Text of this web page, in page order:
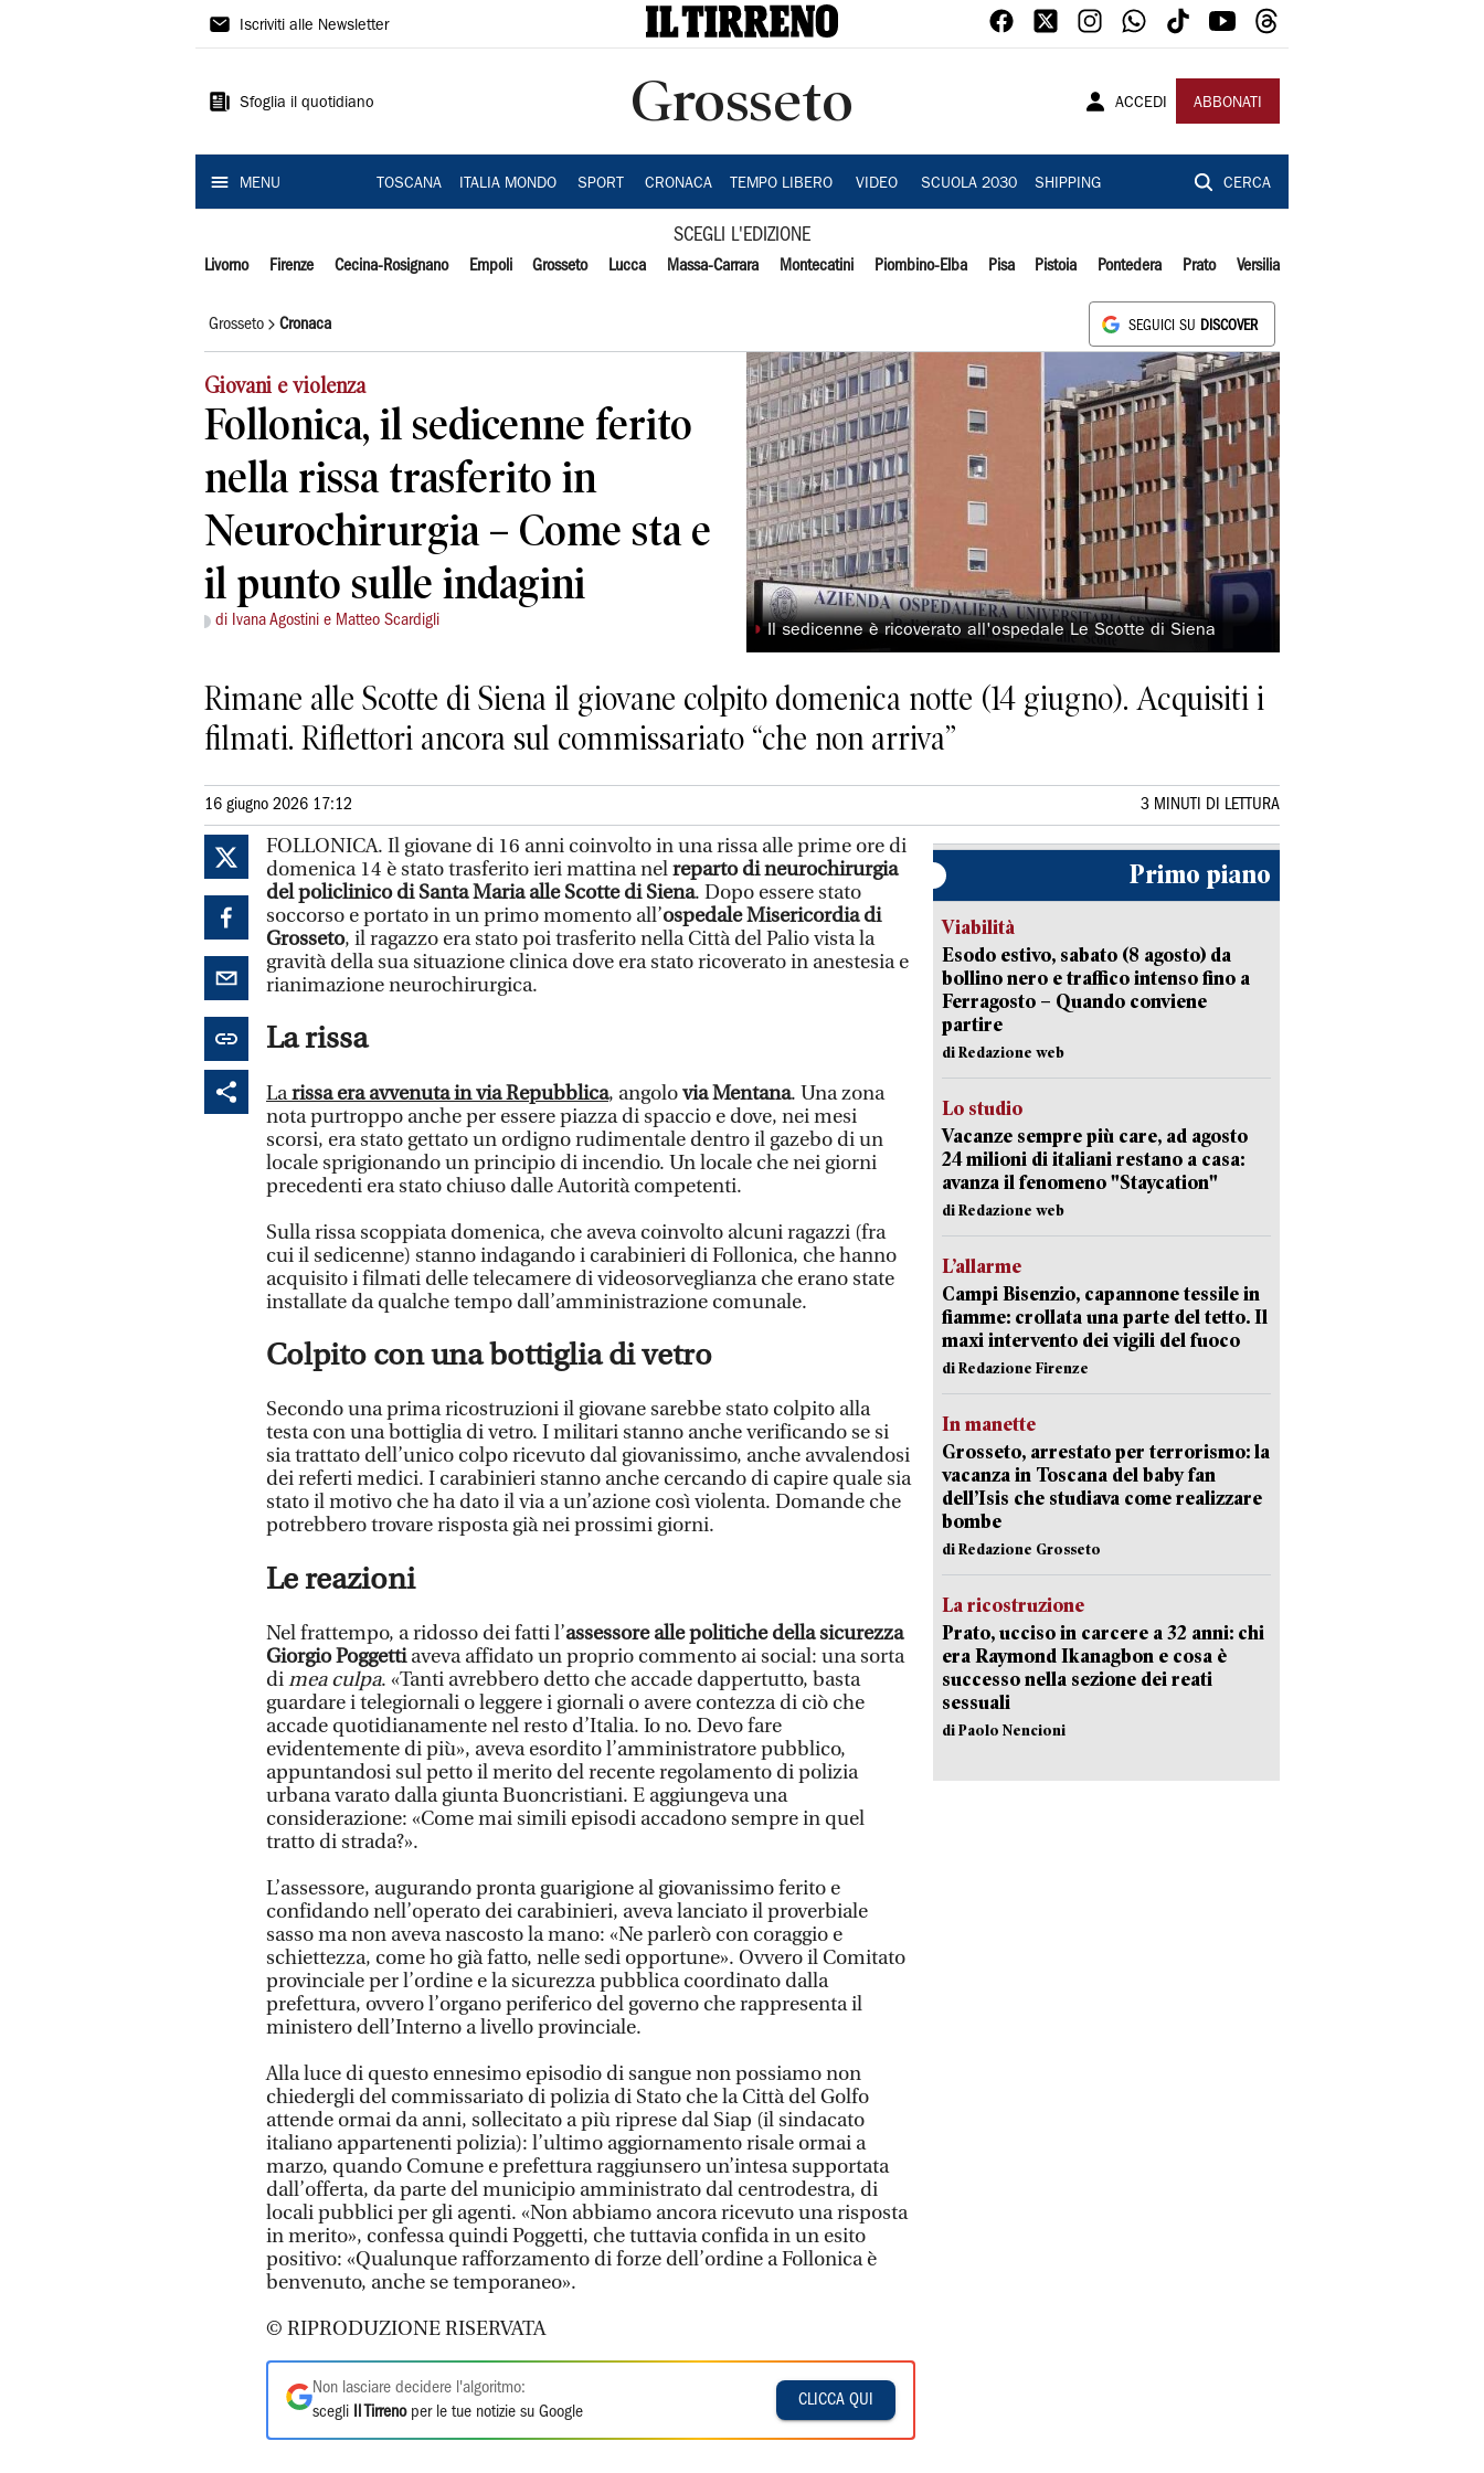
Il
Iscriviti alle Newsletter
Sfoglia il quotidiano Grosseto ACCEDI ABBONATI
MENU TOSCANA ITALIA MONDO SPORT CRONACA TEMPO LIBERO VIDEO SCUOLA 2030 SHIPPING CERCA
SCEGLI L'EDIZIONE
Livorno Firenze Cecina-Rosignano Empoli Grosseto Lucca Massa-Carrara Montecatini Piombino-Elba Pisa Pistoia Pontedera Prato Versilia
Grosseto Cronaca SEGUICI SU DISCOVER
Giovani e violenza
Follonica, il sedicenne ferito
nella rissa trasferito in
Neurochirurgia – Come sta e
il punto sulle indagini
di Ivana Agostini e Matteo Scardigli
◗ Il sedicenne è ricoverato all'ospedale Le Scotte di Siena
Rimane alle Scotte di Siena il giovane colpito domenica notte (14 giugno). Acquisiti i
filmati. Riflettori ancora sul commissariato “che non arriva”
16 giugno 2026 17:12 3 MINUTI DI LETTURA
FOLLONICA. Il giovane di 16 anni coinvolto in una rissa alle prime ore di
domenica 14 è stato trasferito ieri mattina nelreparto di neurochirurgia
del policlinico di Santa Maria alle Scotte di Siena. Dopo essere stato
soccorso e portato in un primo momento all’ospedale Misericordia di
Grosseto, il ragazzo era stato poi trasferito nella Città del Palio vista la
gravità della sua situazione clinica dove era stato ricoverato in anestesia e
rianimazione neurochirurgica.
La rissa
Larissa era avvenuta in via Repubblica, angolovia Mentana. Una zona
nota purtroppo anche per essere piazza di spaccio e dove, nei mesi
scorsi, era stato gettato un ordigno rudimentale dentro il gazebo di un
locale sprigionando un principio di incendio. Un locale che nei giorni
precedenti era stato chiuso dalle Autorità competenti.
Sulla rissa scoppiata domenica, che aveva coinvolto alcuni ragazzi (fra
cui il sedicenne) stanno indagando i carabinieri di Follonica, che hanno
acquisito i filmati delle telecamere di videosorveglianza che erano state
installate da qualche tempo dall’amministrazione comunale.
Colpito con una bottiglia di vetro
Secondo una prima ricostruzioni il giovane sarebbe stato colpito alla
testa con una bottiglia di vetro. I militari stanno anche verificando se si
sia trattato dell’unico colpo ricevuto dal giovanissimo, anche avvalendosi
dei referti medici. I carabinieri stanno anche cercando di capire quale sia
stato il motivo che ha dato il via a un’azione così violenta. Domande che
potrebbero trovare risposta già nei prossimi giorni.
Le reazioni
Nel frattempo, a ridosso dei fatti l’assessore alle politiche della sicurezza
Giorgio Poggettiaveva affidato un proprio commento ai social: una sorta
dimea culpa. «Tanti avrebbero detto che accade dappertutto, basta
guardare i telegiornali o leggere i giornali o avere contezza di ciò che
accade quotidianamente nel resto d’Italia. Io no. Devo fare
evidentemente di più», aveva esordito l’amministratore pubblico,
appuntandosi sul petto il merito del recente regolamento di polizia
urbana varato dalla giunta Buoncristiani. E aggiungeva una
considerazione: «Come mai simili episodi accadono sempre in quel
tratto di strada?».
L’assessore, augurando pronta guarigione al giovanissimo ferito e
confidando nell’operato dei carabinieri, aveva lanciato il proverbiale
sasso ma non aveva nascosto la mano: «Ne parlerò con coraggio e
schiettezza, come ho già fatto, nelle sedi opportune». Ovvero il Comitato
provinciale per l’ordine e la sicurezza pubblica coordinato dalla
prefettura, ovvero l’organo periferico del governo che rappresenta il
ministero dell’Interno a livello provinciale.
Alla luce di questo ennesimo episodio di sangue non possiamo non
chiedergli del commissariato di polizia di Stato che la Città del Golfo
attende ormai da anni, sollecitato a più riprese dal Siap (il sindacato
italiano appartenenti polizia): l’ultimo aggiornamento risale ormai a
marzo, quando Comune e prefettura raggiunsero un’intesa supportata
dall’offerta, da parte del municipio amministrato dal centrodestra, di
locali pubblici per gli agenti. «Non abbiamo ancora ricevuto una risposta
in merito», confessa quindi Poggetti, che tuttavia confida in un esito
positivo: «Qualunque rafforzamento di forze dell’ordine a Follonica è
benvenuto, anche se temporaneo».
© RIPRODUZIONE RISERVATA
Non lasciare decidere l'algoritmo:
scegli
Il Tirrenoper le tue notizie su Google
CLICCA QUI
Primo piano
Viabilità
Esodo estivo, sabato (8 agosto) da
bollino nero e traffico intenso fino a
Ferragosto – Quando conviene
partire
di Redazione web
Lo studio
Vacanze sempre più care, ad agosto
24 milioni di italiani restano a casa:
avanza il fenomeno "Staycation"
di Redazione web
L’allarme
Campi Bisenzio, capannone tessile in
fiamme: crollata una parte del tetto. Il
maxi intervento dei vigili del fuoco
di Redazione Firenze
In manette
Grosseto, arrestato per terrorismo: la
vacanza in Toscana del baby fan
dell’Isis che studiava come realizzare
bombe
di Redazione Grosseto
La ricostruzione
Prato, ucciso in carcere a 32 anni: chi
era Raymond Ikanagbon e cosa è
successo nella sezione dei reati
sessuali
di Paolo Nencioni